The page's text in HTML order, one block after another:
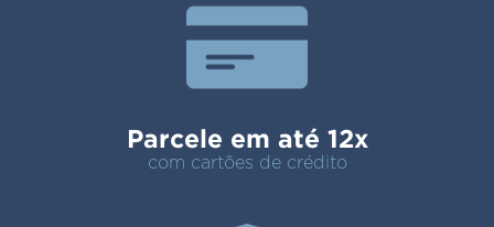
Parcele em até 12x
com cartões de crédito